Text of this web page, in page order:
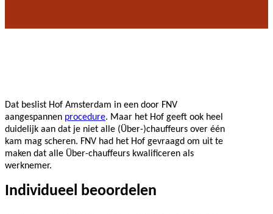
Dat beslist Hof Amsterdam in een door FNV
aangespannen procedure. Maar het Hof geeft ook heel
duidelijk aan dat je niet alle (Über-)chauffeurs over één
kam mag scheren. FNV had het Hof gevraagd om uit te
maken dat alle Über-chauffeurs kwalificeren als
werknemer.
Individueel beoordelen